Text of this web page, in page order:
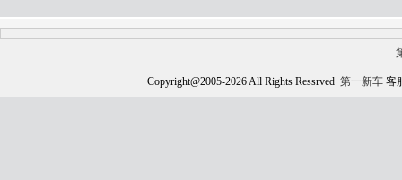
Copyright@2005-2026 All Rights Ressrved 第一新车客